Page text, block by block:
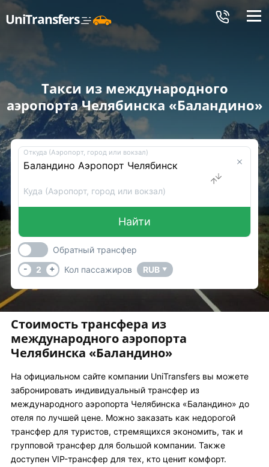
UniTransfers Меню
Такси из международного
аэропорта Челябинска «Баландино»
Откуда (Аэропорт, город или вокзал)
Куда (Аэропорт, город или вокзал)
Найти
Обратный трансфер
-
2 + Кол пассажиров RUB ▼
Стоимость трансфера из
международного аэропорта
Челябинска «Баландино»
На официальном сайте компании UniTransfers вы можете
забронировать индивидуальный трансфер из
международного аэропорта Челябинска «Баландино» до
отеля по лучшей цене. Можно заказать как недорогой
трансфер для туристов, стремящихся экономить, так и
групповой трансфер для большой компании. Также
доступен VIP-трансфер для тех, кто ценит комфорт.